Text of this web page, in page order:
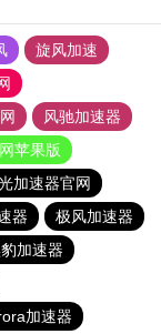
旋风加速
风驰加速器
苹果版
加速器官网
器
极风加速器
加速器
加速器